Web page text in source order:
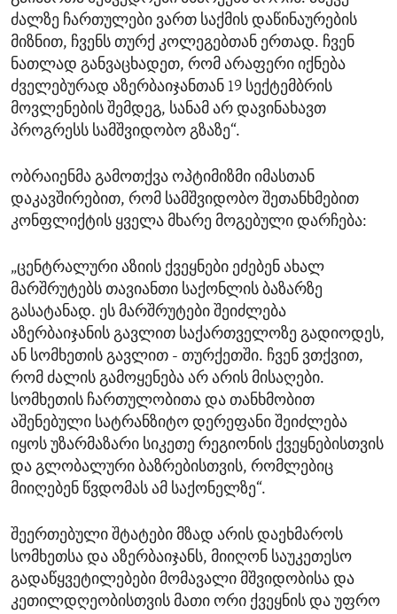
ძალზე ჩართულები ვართ საქმის დაწინაურების
მიზნით, ჩვენს თურქ კოლეგებთან ერთად. ჩვენ
ნათლად განვაცხადეთ, რომ არაფერი იქნება
ძველებურად აზერბაიჯანთან 19 სექტემბრის
მოვლენების შემდეგ, სანამ არ დავინახავთ
პროგრესს სამშვიდობო გზაზე“.
ობრაიენმა გამოთქვა ოპტიმიზმი იმასთან
დაკავშირებით, რომ სამშვიდობო შეთანხმებით
კონფლიქტის ყველა მხარე მოგებული დარჩება:
„ცენტრალური აზიის ქვეყნები ეძებენ ახალ
მარშრუტებს თავიანთი საქონლის ბაზარზე
გასატანად. ეს მარშრუტები შეიძლება
აზერბაიჯანის გავლით საქართველოზე გადიოდეს,
ან სომხეთის გავლით - თურქეთში. ჩვენ ვთქვით,
რომ ძალის გამოყენება არ არის მისაღები.
სომხეთის ჩართულობითა და თანხმობით
აშენებული სატრანზიტო დერეფანი შეიძლება
იყოს უზარმაზარი სიკეთე რეგიონის ქვეყნებისთვის
და გლობალური ბაზრებისთვის, რომლებიც
მიიღებენ წვდომას ამ საქონელზე“.
შეერთებული შტატები მზად არის დაეხმაროს
სომხეთსა და აზერბაიჯანს, მიიღონ საუკეთესო
გადაწყვეტილებები მომავალი მშვიდობისა და
კეთილდღეობისთვის მათი ორი ქვეყნის და უფრო